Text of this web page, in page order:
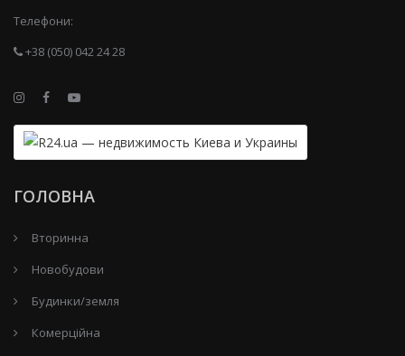
Телефони:
+38 (050) 042 24 28
ГОЛОВНА
Вторинна
Новобудови
Будинки/земля
Комерційна